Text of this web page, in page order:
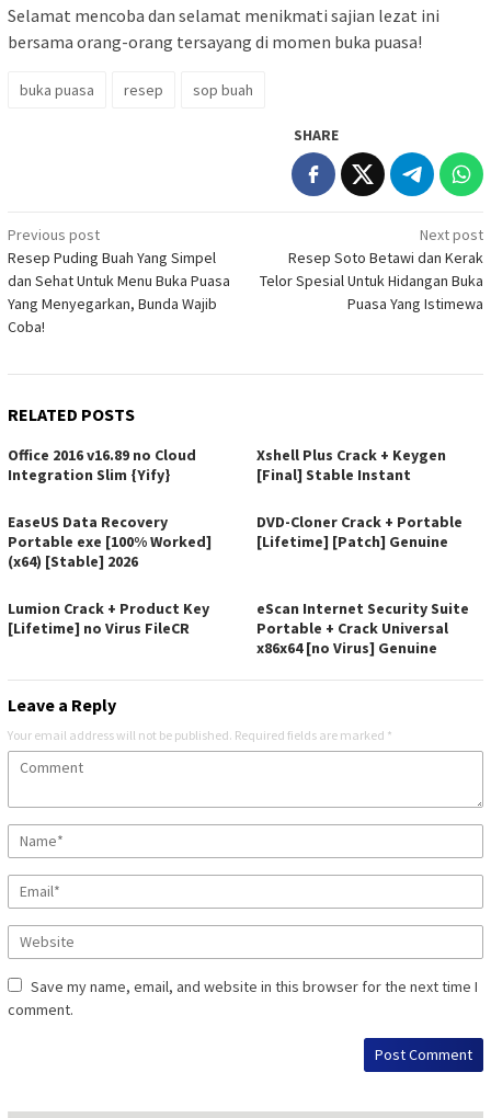
Selamat mencoba dan selamat menikmati sajian lezat ini
bersama orang-orang tersayang di momen buka puasa!
buka puasa resep sop buah
SHARE
Post
navigation
Previous post
Resep Puding Buah Yang Simpel
dan Sehat Untuk Menu Buka Puasa
Yang Menyegarkan, Bunda Wajib
Coba!
Next post
Resep Soto Betawi dan Kerak
Telor Spesial Untuk Hidangan Buka
Puasa Yang Istimewa
RELATED POSTS
Office 2016 v16.89 no Cloud
Integration Slim {Yify}
Xshell Plus Crack + Keygen
[Final] Stable Instant
EaseUS Data Recovery
Portable exe [100% Worked]
(x64) [Stable] 2026
DVD-Cloner Crack + Portable
[Lifetime] [Patch] Genuine
Lumion Crack + Product Key
[Lifetime] no Virus FileCR
eScan Internet Security Suite
Portable + Crack Universal
x86x64 [no Virus] Genuine
Leave a Reply
Your email address will not be published. Required fields are marked *
Save my name, email, and website in this browser for the next time I
comment.